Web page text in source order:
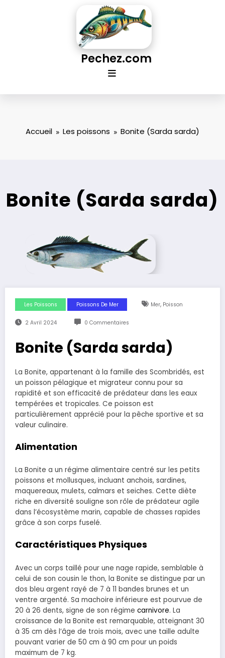
Pechez.com
Accueil Les poissons Bonite (Sarda sarda)
Bonite (Sarda sarda)
Les Poissons Poissons De Mer Mer, Poisson
2 Avril 2024 0 Commentaires
Bonite (Sarda sarda)
La Bonite, appartenant à la famille des Scombridés, est
un poisson pélagique et migrateur connu pour sa
rapidité et son efficacité de prédateur dans les eaux
tempérées et tropicales. Ce poisson est
particulièrement apprécié pour la pêche sportive et sa
valeur culinaire.
Alimentation
La Bonite a un régime alimentaire centré sur les petits
poissons et mollusques, incluant anchois, sardines,
maquereaux, mulets, calmars et seiches. Cette diète
riche en diversité souligne son rôle de prédateur agile
dans l’écosystème marin, capable de chasses rapides
grâce à son corps fuselé.
Caractéristiques Physiques
Avec un corps taillé pour une nage rapide, semblable à
celui de son cousin le thon, la Bonite se distingue par un
dos bleu argent rayé de 7 à 11 bandes brunes et un
ventre argenté. Sa machoire inférieure est pourvue de
20 à 26 dents, signe de son régime carnivore. La
croissance de la Bonite est remarquable, atteignant 30
à 35 cm dès l’âge de trois mois, avec une taille adulte
pouvant varier de 50 cm à 90 cm pour un poids
maximum de 7 kg.